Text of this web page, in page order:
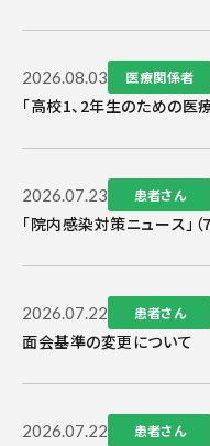
2026.08.03 医療関係者
「高校1、2年生のための医
2026.07.23 患者さん
「院内感染対策ニュース」
2026.07.22 患者さん
面会基準の変更について
2026.07.22 患者さん